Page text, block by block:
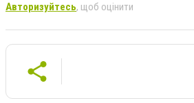
Авторизуйтесь, щоб оцінити